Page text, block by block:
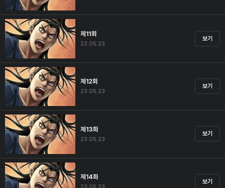
제11화
23.05.23
보기
제12화
23.05.23
보기
제13화
23.05.23
보기
제14화
보기